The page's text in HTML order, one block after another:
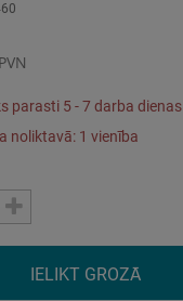
parasti 5 - 7 darba dienas
noliktavā: 1 vienība
IELIKT GROZĀ